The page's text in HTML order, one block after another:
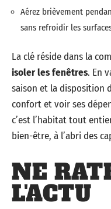
Aérez brièvement
sans refroidir les
La clé réside dans la
isoler les fenêtres. En
saison et la disposition
confort et voir ses
c’est l’habitat tout
bien-être, à l’abri des
NE
L'ACTU